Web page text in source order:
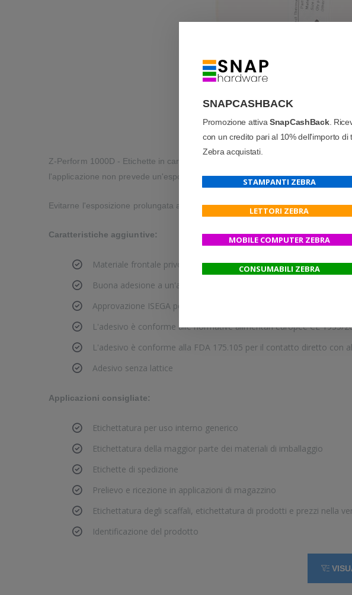
SNAPCASHBACK
Promozione attivaSnapCashBack.
con un credito pari al 10% dell'importo di
Zebra acquistati.
STAMPANTI ZEBRA
LETTORI ZEBRA
MOBILE COMPUTER ZEBRA
CONSUMABILI ZEBRA
Z-Perform 1000D - Etichette in carta termica, non protetta, per la stampa
l'applicazione non prevede un'esposizione prolungata, non richiede l'utilizzo del
Evitarne l'esposizione prolungata a luce intensa e calore.
Caratteristiche aggiuntive:
Materiale frontale privo di BPA
Buona adesione a un'ampia varietà di superfici
Approvazione ISEGA per il contatto diretto con alimenti secchi e
L'adesivo è conforme alle normative alimentari europee CE 1935/
L'adesivo è conforme alla FDA 175.105 per il contatto diretto con
Adesivo senza lattice
Applicazioni consigliate:
Etichettatura per uso interno generico
Etichettatura della maggior parte dei materiali di imballaggio
Etichette di spedizione
Prelievo e ricezione in applicazioni di magazzino
Etichettatura degli scaffali, etichettatura di prodotti e prezzi nella
Identificazione del prodotto